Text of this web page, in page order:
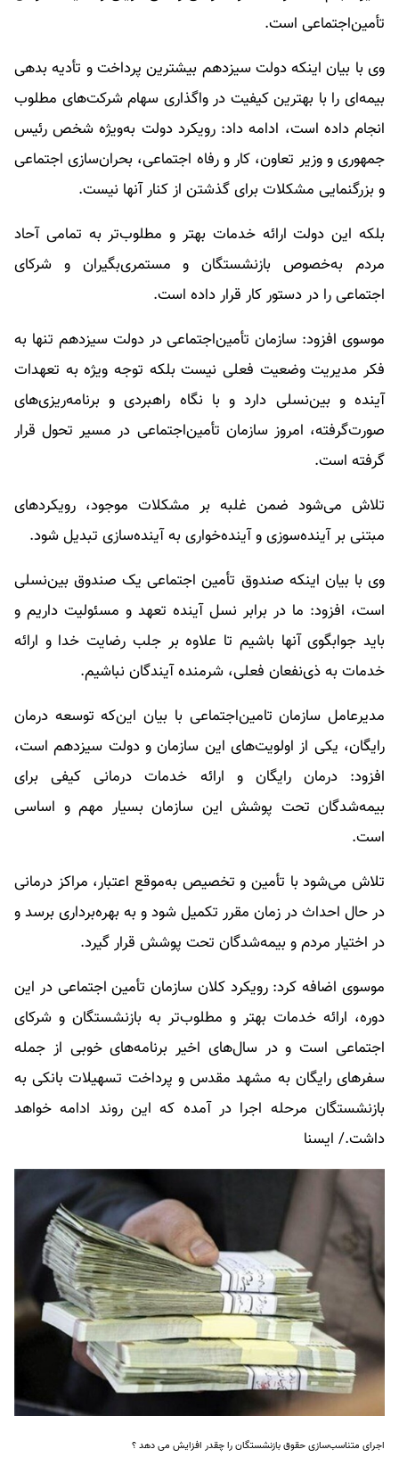
تأمین‌اجتماعی است.
وی با بیان اینکه دولت سیزدهم بیشترین پرداخت و تأدیه بدهی
بیمه‌ای را با بهترین کیفیت در واگذاری سهام شرکت‌های مطلوب
انجام داده است، ادامه داد: رویکرد دولت به‌ویژه شخص رئیس
جمهوری و وزیر تعاون، کار و رفاه اجتماعی، بحران‌سازی اجتماعی
و بزرگنمایی مشکلات برای گذشتن از کنار آنها نیست.
بلکه این دولت ارائه خدمات بهتر و مطلوب‌تر به تمامی آحاد
مردم به‌خصوص بازنشستگان و مستمری‌بگیران و شرکای
اجتماعی را در دستور کار قرار داده است.
موسوی افزود: سازمان تأمین‌اجتماعی در دولت سیزدهم تنها به
فکر مدیریت وضعیت فعلی نیست بلکه توجه ویژه به تعهدات
آینده و بین‌نسلی دارد و با نگاه راهبردی و برنامه‌ریزی‌های
صورت‌گرفته، امروز سازمان تأمین‌اجتماعی در مسیر تحول قرار
گرفته است.
تلاش می‌شود ضمن غلبه بر مشکلات موجود، رویکردهای
مبتنی بر آینده‌سوزی و آینده‌خواری به آینده‌سازی تبدیل شود.
وی با بیان اینکه صندوق تأمین‌ اجتماعی یک صندوق بین‌نسلی
است، افزود: ما در برابر نسل آینده تعهد و مسئولیت داریم و
باید جوابگوی آنها باشیم تا علاوه بر جلب رضایت خدا و ارائه
خدمات به ذی‌نفعان فعلی، شرمنده آیندگان نباشیم.
مدیرعامل سازمان تامین‌اجتماعی با بیان این‌که توسعه درمان
رایگان، یکی از اولویت‌های این سازمان و دولت سیزدهم است،
افزود: درمان رایگان و ارائه خدمات درمانی کیفی برای
بیمه‌شدگان تحت پوشش این سازمان بسیار مهم و اساسی
است.
تلاش می‌شود با تأمین و تخصیص به‌موقع اعتبار، مراکز درمانی
در حال احداث در زمان مقرر تکمیل شود و به بهره‌برداری برسد و
در اختیار مردم و بیمه‌شدگان تحت پوشش قرار گیرد.
موسوی اضافه کرد: رویکرد کلان سازمان تأمین‌ اجتماعی در این
دوره، ارائه خدمات بهتر و مطلوب‌تر به بازنشستگان و شرکای
اجتماعی است و در سال‌های اخیر برنامه‌های خوبی از جمله
سفرهای رایگان به مشهد مقدس و پرداخت تسهیلات بانکی به
بازنشستگان مرحله اجرا در آمده که این روند ادامه خواهد
داشت./ ایسنا
اجرای متناسب‌سازی حقوق بازنشستگان را چقدر افزایش می دهد ؟